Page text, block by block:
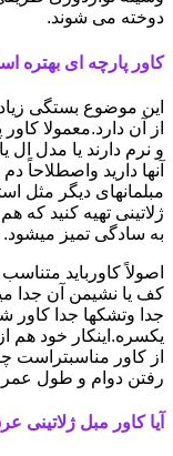
دوخته می شوند.
کاور پارچه ای بهتره
این موضوع بستگی
از آن دارد.معمولا
و نرم دارند یا مدل ال
آنها دارید واصطلاحاً
مبلمانهای دیگر مثل
ژلاتینی تهیه کنید که
به سادگی تمیز میشود.
اصولاً کاورباید
کف یا نشیمن آن جدا
جدا وتشکها جدا کاور
یکسره.اینکار خود هم
از کاور مناسبتراست
رفتن دوام و طول عمر
آیا کاور مبل ژلاتینی